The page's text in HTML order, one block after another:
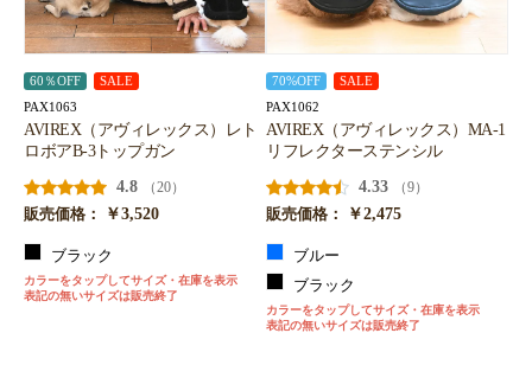
60％OFF SALE
PAX1063
AVIREX（アヴィレックス）レト
ロボアB-3トップガン
4.8
（20）
販売価格：
￥3,520
ブラック
カラーをタップしてサイズ・在庫を表示
表記の無いサイズは販売終了
70%OFF SALE
PAX1062
AVIREX（アヴィレックス）MA-1
リフレクターステンシル
4.33
（9）
販売価格：
￥2,475
ブルー
ブラック
カラーをタップしてサイズ・在庫を表示
表記の無いサイズは販売終了